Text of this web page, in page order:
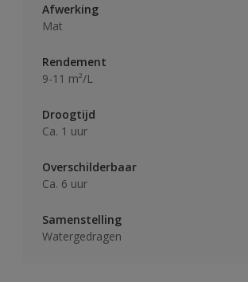
Afwerking
Mat
Rendement
9-11 m²/L
Droogtijd
Ca. 1 uur
Overschilderbaar
Ca. 6 uur
Samenstelling
Watergedragen